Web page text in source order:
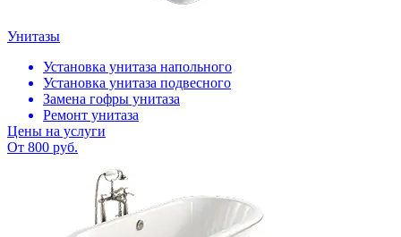
Унитазы
Установка унитаза напольного
Установка унитаза подвесного
Замена гофры унитаза
Ремонт унитаза
Цены на услуги
От 800 руб.